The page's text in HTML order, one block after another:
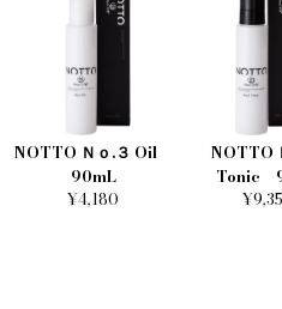
NOTTO Ｎｏ.３ Oil
90mL
¥4,180
NOTTO
Tonic